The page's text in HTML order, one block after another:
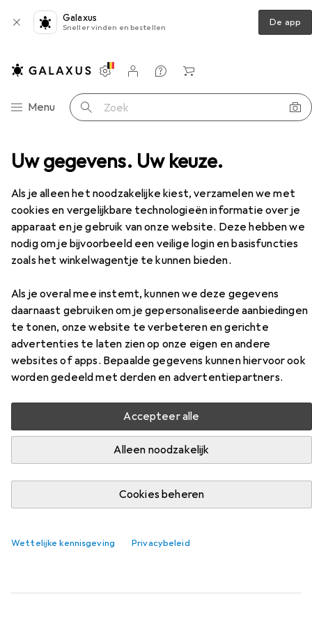
Uw gegevens. Uw keuze.
Als je alleen het noodzakelijke kiest, verzamelen we met
cookies en vergelijkbare technologieën informatie over je
apparaat en je gebruik van onze website. Deze hebben we
nodig om je bijvoorbeeld een veilige login en basisfuncties
zoals het winkelwagentje te kunnen bieden.
Als je overal mee instemt, kunnen we deze gegevens
daarnaast gebruiken om je gepersonaliseerde aanbiedingen
te tonen, onze website te verbeteren en gerichte
advertenties te laten zien op onze eigen en andere
websites of apps. Bepaalde gegevens kunnen hiervoor ook
worden gedeeld met derden en advertentiepartners.
Accepteer alle
Alleen noodzakelijk
Cookies beheren
Wettelijke kennisgeving Privacybeleid
Galaxus
Sneller vinden en bestellen De app
Categorie navigatie
Menu Zoek op
Instellingen
Klantenaccount
Produktvergelijking
Verlanglijstje
Winkelmandje
Etikettenrol Zebra Z-Perform 1000T 190 Dag
EUR
100,94
ZebraZ-Perform 1000T 190 Dag
200 mm
Accessoires voor Zebra Z-
Perform 1000T 190 Dag
Vind bijpassende accessoires voor de Zebra Z-Perform
1000T 190 Dag uit de categorie Etiketteringstape.
Relevantie
Productlijst
EUR
159,–
8.90 cm, Zwart